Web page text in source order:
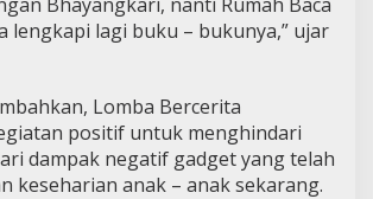
lengkapi lagi buku – bukunya,” ujar
Lomba Bercerita
positif untuk menghindari
dampak negatif gadget yang telah
keseharian anak – anak sekarang.